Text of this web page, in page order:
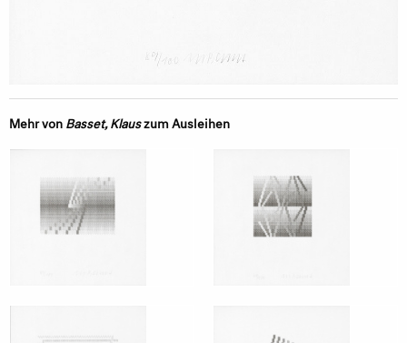
Mehr vonBasset, Klauszum Ausleihen